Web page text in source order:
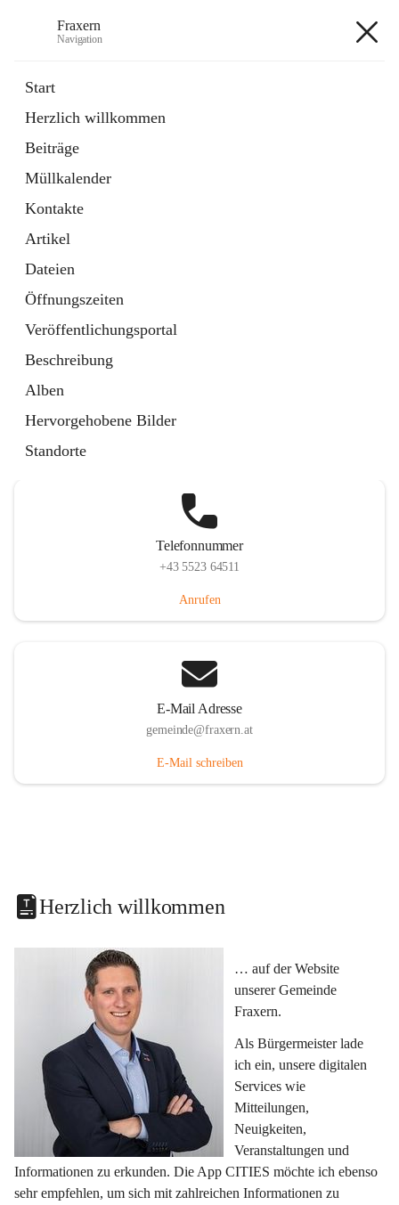
Fraxern
Navigation
Start
Herzlich willkommen
Beiträge
Müllkalender
Kontakte
Artikel
Dateien
Öffnungszeiten
Veröffentlichungsportal
Beschreibung
Alben
Hervorgehobene Bilder
Standorte
Ordner
in
Tab
Formulare
Artikel
öffnet
in
neuem
Tab
Telefonnummer
+43 5523 64511
Anrufen
E-Mail Adresse
gemeinde@fraxern.at
E-Mail schreiben
Herzlich willkommen
… auf der Website
unserer Gemeinde
Fraxern.
Als Bürgermeister lade
ich ein, unsere digitalen
Services wie
Mitteilungen,
Neuigkeiten,
Veranstaltungen und
Informationen zu erkunden. Die App CITIES möchte ich ebenso
sehr empfehlen, um sich mit zahlreichen Informationen zu